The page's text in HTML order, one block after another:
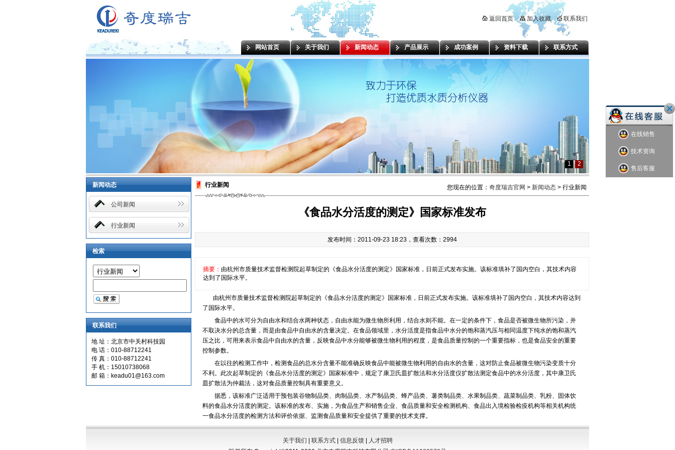
返回首页 加入收藏 联系我们
网站首页 关于我们 新闻动态 产品展示 成功案例 资料下载 联系方式
1 2
新闻动态
公司新闻
行业新闻
检索
联系我们
地 址：北京市中关村科技园
电 话：010-88712241
传 真：010-88712241
手 机：15010738068
邮 箱：keadu01@163.com
行业新闻 您现在的位置： 奇度瑞吉官网 > 新闻动态 > 行业新闻
《食品水分活度的测定》国家标准发布
发布时间：2011-09-23 18:23，查看次数：2994
摘要： 由杭州市质量技术监督检测院起草制定的《食品水分活度的测定》国家标准，日前正式发布实施。该标准填补了国内空白，其技术内容
达到了国际水平。
由杭州市质量技术监督检测院起草制定的《食品水分活度的测定》国家标准，日前正式发布实施。该标准填补了国内空白，其技术内容达到
了国际水平。
食品中的水可分为自由水和结合水两种状态，自由水能为微生物所利用，结合水则不能。在一定的条件下，食品是否被微生物所污染，并
不取决水分的总含量，而是由食品中自由水的含量决定。在食品领域里，水分活度是指食品中水分的饱和蒸汽压与相同温度下纯水的饱和蒸汽
压之比，可用来表示食品中自由水的含量，反映食品中水分能够被微生物利用的程度，是食品质量控制的一个重要指标，也是食品安全的重要
控制参数。
在以往的检测工作中，检测食品的总水分含量不能准确反映食品中能被微生物利用的自由水的含量，这对防止食品被微生物污染变质十分
不利。此次起草制定的《食品水分活度的测定》国家标准中，规定了康卫氏皿扩散法和水分活度仪扩散法测定食品中的水分活度，其中康卫氏
皿扩散法为仲裁法，这对食品质量控制具有重要意义。
据悉，该标准广泛适用于预包装谷物制品类、肉制品类、水产制品类、蜂产品类、薯类制品类、水果制品类、蔬菜制品类、乳粉、固体饮
料的食品水分活度的测定。该标准的发布、实施，为食品生产和销售企业、食品质量和安全检测机构、食品出入境检验检疫机构等相关机构统
一食品水分活度的检测方法和评价依据、监测食品质量和安全提供了重要的技术支撑。
在线销售
技术资询
售后客服
关于我们 联系方式| 信息反馈|
人才招聘